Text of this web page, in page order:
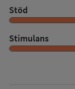
Stöd
Stimulans